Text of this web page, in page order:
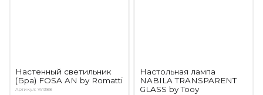
Настенный светильник
(Бра) FOSA AN by Romatti
Артикул: W1388
Настольная лампа
NABILA TRANSPARENT
GLASS by Tooy